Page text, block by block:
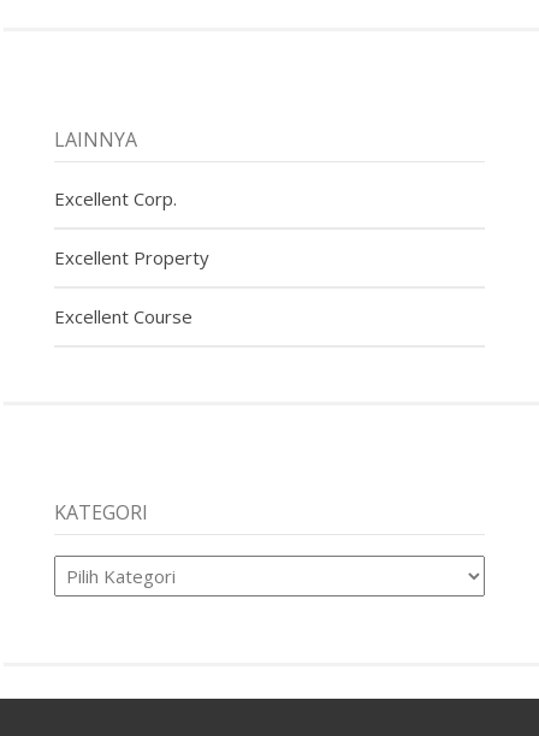
LAINNYA
Excellent Corp.
Excellent Property
Excellent Course
KATEGORI
Kategori